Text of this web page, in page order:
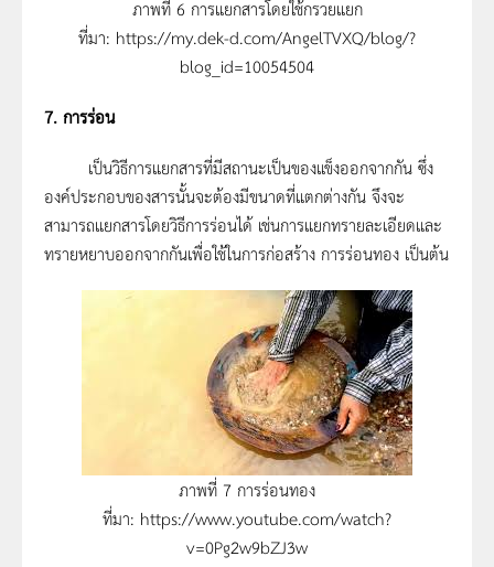
ภาพที่ 6 การแยกสารโดยใช้กรวยแยก
ที่มา: https://my.dek-d.com/AngelTVXQ/blog/?
blog_id=10054504
7. การร่อน
เป็นวิธีการแยกสารที่มีสถานะเป็นของแข็งออกจากกัน ซึ่ง
องค์ประกอบของสารนั้นจะต้องมีขนาดที่แตกต่างกัน จึงจะ
สามารถแยกสารโดยวิธีการร่อนได้ เช่นการแยกทรายละเอียดและ
ทรายหยาบออกจากกันเพื่อใช้ในการก่อสร้าง การร่อนทอง เป็นต้น
ภาพที่ 7 การร่อนทอง
ที่มา: https://www.youtube.com/watch?
v=0Pg2w9bZJ3w